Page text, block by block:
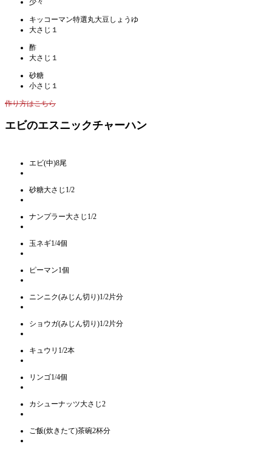
少々
キッコーマン特選丸大豆しょうゆ
大さじ１
酢
大さじ１
砂糖
小さじ１
作り方はこちら
エビのエスニックチャーハン
エビ(中)8尾
砂糖大さじ1/2
ナンプラー大さじ1/2
玉ネギ1/4個
ピーマン1個
ニンニク(みじん切り)1/2片分
ショウガ(みじん切り)1/2片分
キュウリ1/2本
リンゴ1/4個
カシューナッツ大さじ2
ご飯(炊きたて)茶碗2杯分